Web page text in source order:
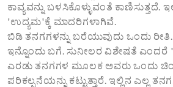
ಕಾವ್ಯವನ್ನು ಬಳಸಿಕೊಳ್ಳುವಂತೆ
'ಉದ್ಯಮ'ಕ್ಕೆ ಮಾದರಿಗಳಾಗಿವೆ.
ಬಿಡಿ ತನಗಗಳನ್ನು ಬರೆಯುವುದು ಒಂದು
ಇನ್ನೊಂದು ಬಗೆ. ಸುನೀಲರ ವಿಶೇಷತೆ
ಎರಡು ತನಗಗಳ ಮೂಲಕ ಅವರು ಒಂದು
ಪರಿಕಲ್ಪನೆಯನ್ನು ಕಟ್ಟುತ್ತಾರೆ. ಇಲ್ಲಿನ ಎಲ್ಲ